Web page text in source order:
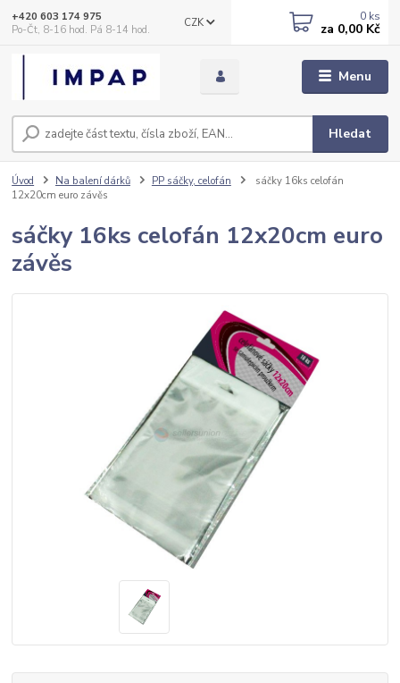
Menu
CZK
Hledat
+420 603 174 975
Po-Čt, 8-16 hod. Pá 8-14 hod.
0 ks
za 0,00 Kč
Úvod Na balení dárků PP sáčky, celofán
sáčky 16ks celofán
12x20cm euro závěs
sáčky 16ks celofán 12x20cm euro
závěs